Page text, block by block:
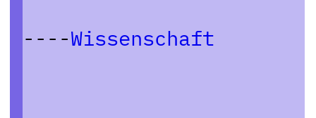
Wissenschaft